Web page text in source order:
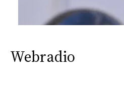
Webradio